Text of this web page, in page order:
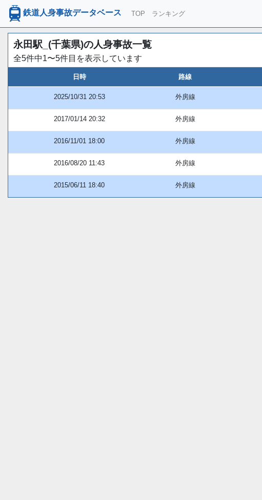
鉄道人身事故データベース TOP ランキング
永田駅_(千葉県)の人身事故一覧
全5件中1〜5件目を表示しています
日時 路線
2025/10/31 20:53 外房線
2017/01/14 20:32 外房線
2016/11/01 18:00 外房線
2016/08/20 11:43 外房線
2015/06/11 18:40 外房線